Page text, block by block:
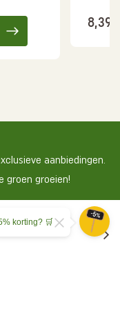
8,39
aanbiedingen.
groen groeien!
korting? 🛒